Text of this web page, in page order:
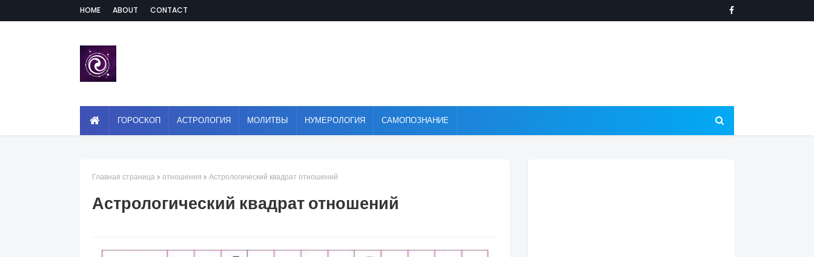
HOME ABOUT CONTACT
ГОРОСКОП АСТРОЛОГИЯ МОЛИТВЫ НУМЕРОЛОГИЯ САМОПОЗНАНИЕ
Главная страница отношения Астрологический квадрат отношений
Астрологический квадрат отношений